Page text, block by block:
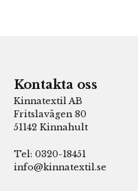
Kontakta oss
Kinnatextil AB
Fritslavägen 80
51142 Kinnahult
Tel: 0320-18451
info@kinnatextil.se